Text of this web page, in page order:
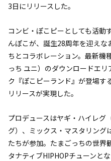
3日にリリースした。
コンビ・ぽこピーとしても活動
んぽこが、誕生28周年を迎え
ちとコラボレーション。最新
っち ユニ）のダウンロードエ
ク『ぽこピーランド』が登場す
リリースが実現した。
プロデュースはヤギ・ハイレグ
グ）、ミックス・マスタリング
たちが参加。たまごっちの世界
タナティブHIPHOPチューンとな